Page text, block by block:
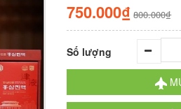
750.000₫ 800.000₫
Số lượng